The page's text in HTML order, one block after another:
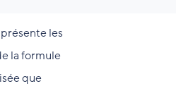
les
la formule
que